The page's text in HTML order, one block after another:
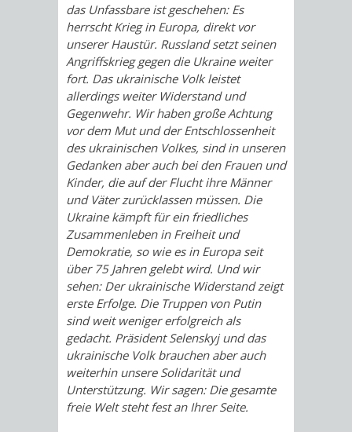
das Unfassbare ist geschehen: Es
herrscht Krieg in Europa, direkt vor
unserer Haustür. Russland setzt seinen
Angriffskrieg gegen die Ukraine weiter
fort. Das ukrainische Volk leistet
allerdings weiter Widerstand und
Gegenwehr. Wir haben große Achtung
vor dem Mut und der Entschlossenheit
des ukrainischen Volkes, sind in unseren
Gedanken aber auch bei den Frauen und
Kinder, die auf der Flucht ihre Männer
und Väter zurücklassen müssen. Die
Ukraine kämpft für ein friedliches
Zusammenleben in Freiheit und
Demokratie, so wie es in Europa seit
über 75 Jahren gelebt wird. Und wir
sehen: Der ukrainische Widerstand zeigt
erste Erfolge. Die Truppen von Putin
sind weit weniger erfolgreich als
gedacht. Präsident Selenskyj und das
ukrainische Volk brauchen aber auch
weiterhin unsere Solidarität und
Unterstützung. Wir sagen: Die gesamte
freie Welt steht fest an Ihrer Seite.